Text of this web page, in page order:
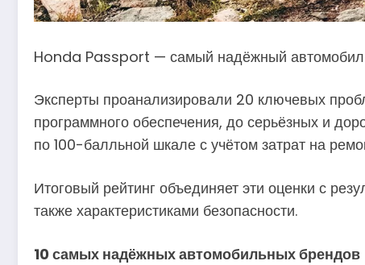
Honda Passport — самый надёжный
Эксперты проанализировали 20 ключевых
программного обеспечения, до серьёзных и
по 100-балльной шкале с учётом затрат на
Итоговый рейтинг объединяет эти оценки с
также характеристиками безопасности.
10 самых надёжных автомобильных брендов